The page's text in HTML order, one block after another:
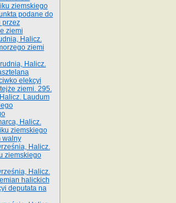
ziemskiego
podane do
przez
ziemi
Halicz.
ziemi
Halicz.
elekcyi
ziemi. 295.
Laudum
Halicz.
ziemskiego
walny
Halicz.
ziemskiego
Halicz.
halickich
deputata na